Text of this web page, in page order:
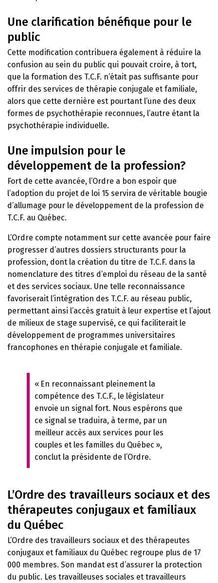
Une clarification bénéfique pour le
public
Cette modification contribuera également à réduire la
confusion au sein du public qui pouvait croire, à tort,
que la formation des T.C.F. n’était pas suffisante pour
offrir des services de thérapie conjugale et familiale,
alors que cette dernière est pourtant l’une des deux
formes de psychothérapie reconnues, l’autre étant la
psychothérapie individuelle.
Une impulsion pour le
développement de la profession?
Fort de cette avancée, l’Ordre a bon espoir que
l’adoption du projet de loi 15 servira de véritable bougie
d’allumage pour le développement de la profession de
T.C.F. au Québec.
L’Ordre compte notamment sur cette avancée pour faire
progresser d’autres dossiers structurants pour la
profession, dont la création du titre de T.C.F. dans la
nomenclature des titres d’emploi du réseau de la santé
et des services sociaux. Une telle reconnaissance
favoriserait l’intégration des T.C.F. au réseau public,
permettant ainsi l’accès gratuit à leur expertise et l’ajout
de milieux de stage supervisé, ce qui faciliterait le
développement de programmes universitaires
francophones en thérapie conjugale et familiale.
« En reconnaissant pleinement la
compétence des T.C.F., le législateur
envoie un signal fort. Nous espérons que
ce signal se traduira, à terme, par un
meilleur accès aux services pour les
couples et les familles du Québec »,
conclut la présidente de l’Ordre.
L’Ordre des travailleurs sociaux et des
thérapeutes conjugaux et familiaux
du Québec
L’Ordre des travailleurs sociaux et des thérapeutes
conjugaux et familiaux du Québec regroupe plus de 17
000 membres. Son mandat est d’assurer la protection
du public. Les travailleuses sociales et travailleurs